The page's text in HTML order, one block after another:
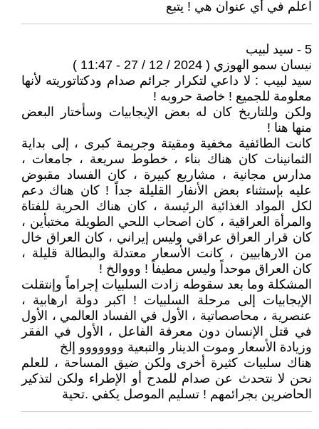
اعلم في أي عنوان هي ! يتبع
5 - سيد لبيب
نيسان سمو الهوزي ( 2024 / 12 / 27 - 11:47 )
سيد لبيب : لا داعي لتكرار جرائم صدام ودكتاتوريته لأنها
معلومة للجميع ! خاصة حروبه !
ولكن وللتاريخ كان له بعض الإيجابيات وسأختار البعض
منها هنا !
كانت الطائفية مخفية ومقيتة وجريمة كبرى ، إلى بداية
الثمانينات كان هناك بناء ، خطوط سريعة ، جامعات ،
مدارس مجانية ، مشاريع كبيرة ، كان الفساد مقبوض
عليه بإستثناء بعض الأنفار القليلة جداً ! كان هناك دعم
لكل المواد الغذائية الرئيسة ، كان هناك الحرية للفتاة
والمرأة العراقية ، كان اصحاب اللحي الطويلة مختبأين ،
كان قرار العراق عراقي وليس إيراني ، كان العراق خال
من الارهابيين ، كانت الأسعار معتدلة والبطالة قليلة ،
كان العراق موحداً وليس مطيفاً ! وووالخ !
المشكلة وما بعد سقوطه زادت السلبيات إجراماً وإنتقلت
الإيجابيات إلى مرحلة السلبيات ! اكبر دولة ارهابية ،
عنصرية ، محاصصاتية ، الأول في الفساد العالمي ، الأول
في قتل الإنسان دون معرفة الفاعل ، الأول في الفقر
وزيادة الأسعار وموت الدينار والتبعية ووووووو إلخ
هناك سلبيات كثيرة أخرى ولكن ضيق المساحة ، للعلم
نحن لا نتحدث عن صدام للمدح أو الإطراء ولكن لتذكير
الحاضرين بجرائمهم ! تسليم الموصل يكفي .تحية